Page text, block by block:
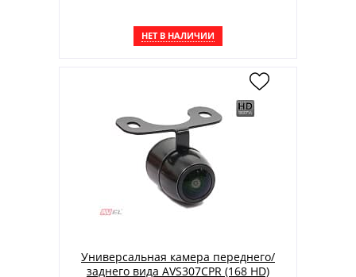
НЕТ В НАЛИЧИИ
Универсальная камера переднего/
заднего вида AVS307CPR (168 HD)